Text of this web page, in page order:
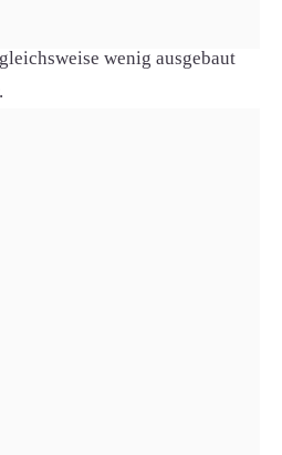
sind DSL-10, DSL-16 und
wenig ausgebaut
fündig werden. Aufgrund